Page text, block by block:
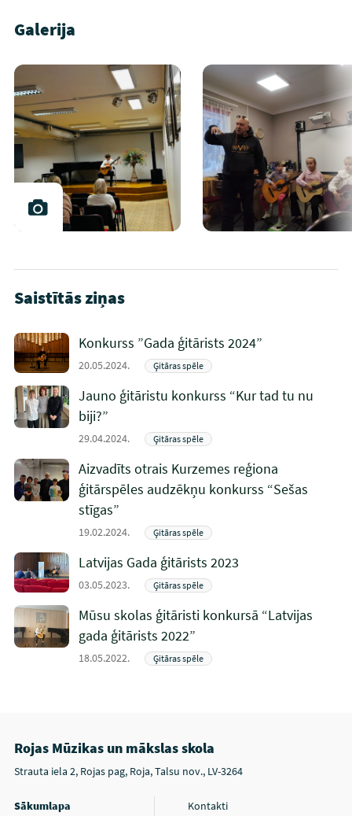
Galerija
Saistītās ziņas
Konkurss ”Gada ģitārists 2024”
20.05.2024. Ģitāras spēle
Jauno ģitāristu konkurss “Kur tad tu nu
biji?”
29.04.2024. Ģitāras spēle
Aizvadīts otrais Kurzemes reģiona
ģitārspēles audzēkņu konkurss “Sešas
stīgas”
19.02.2024. Ģitāras spēle
Latvijas Gada ģitārists 2023
03.05.2023. Ģitāras spēle
Mūsu skolas ģitāristi konkursā “Latvijas
gada ģitārists 2022”
18.05.2022. Ģitāras spēle
Rojas Mūzikas un mākslas skola
Strauta iela 2, Rojas pag, Roja, Talsu nov., LV-3264
Sākumlapa Kontakti